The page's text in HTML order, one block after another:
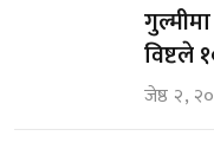
विष्टले
जेष्ठ २,